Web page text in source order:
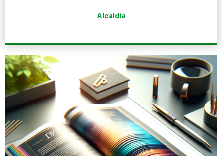
Alcaldía